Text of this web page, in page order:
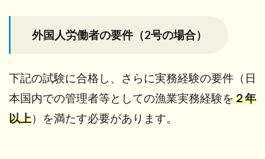
外国人労働者の要件（2号の場合）
下記の試験に合格し、さらに実務経験の要件（日
本国内での管理者等としての漁業実務経験を２年
以上）を満たす必要があります。